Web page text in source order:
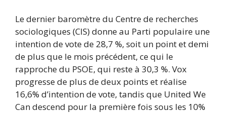
Le dernier baromètre du Centre de recherches
sociologiques (CIS) donne au Parti populaire une
intention de vote de 28,7 %, soit un point et demi
de plus que le mois précédent, ce qui le
rapproche du PSOE, qui reste à 30,3 %. Vox
progresse de plus de deux points et réalise
16,6% d’intention de vote, tandis que United We
Can descend pour la première fois sous les 10%